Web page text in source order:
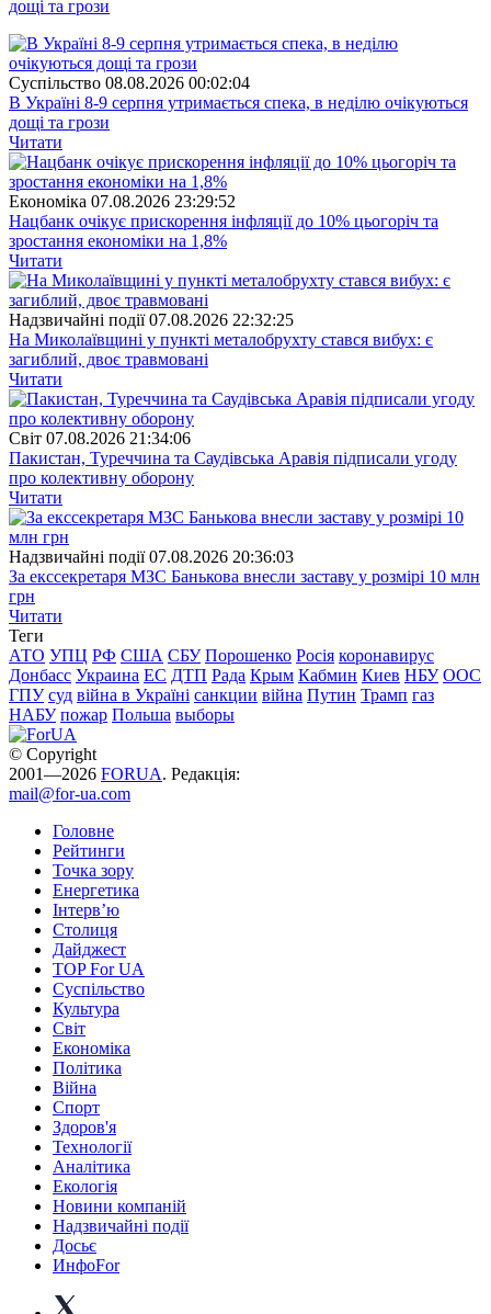
дощі та грози
Суспiльство 08.08.2026 00:02:04
В Україні 8-9 серпня утримається спека, в неділю очікуються
дощі та грози
Читати
Економіка 07.08.2026 23:29:52
Нацбанк очікує прискорення інфляції до 10% цьогоріч та
зростання економіки на 1,8%
Читати
Надзвичайні події 07.08.2026 22:32:25
На Миколаївщині у пункті металобрухту стався вибух: є
загиблий, двоє травмовані
Читати
Свiт 07.08.2026 21:34:06
Пакистан, Туреччина та Саудівська Аравія підписали угоду
про колективну оборону
Читати
Надзвичайні події 07.08.2026 20:36:03
За екссекретаря МЗС Банькова внесли заставу у розмірі 10 млн
грн
Читати
Теги
АТО УПЦ РФ США СБУ Порошенко Росія коронавирус
Донбасс Украина ЕС ДТП Рада Крым Кабмин Киев НБУ ООС
ГПУ суд війна в Україні санкции війна Путин Трамп газ
НАБУ пожар Польша выборы
© Copyright
2001—2026 FORUA. Редакція:
mail@for-ua.com
Головне
Рейтинги
Точка зору
Енергетика
Інтерв’ю
Столиця
Дайджест
TOP For UA
Суспiльство
Культура
Світ
Економіка
Політика
Війна
Спорт
Здоров'я
Технології
Аналітика
Екологія
Новини компаній
Надзвичайні події
Досьє
ИнфоFor